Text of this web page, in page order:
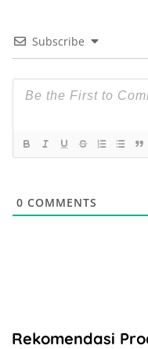
Subscribe
0 COMMENTS
Rekomendasi